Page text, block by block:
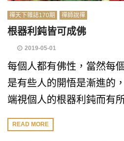
禪天下雜誌170期 禪師說禪
根器利鈍皆可成佛
2019-05-01
每個人都有佛性，當然每
是有些人的開悟是漸進的
端視個人的根器利鈍而有
READ MORE